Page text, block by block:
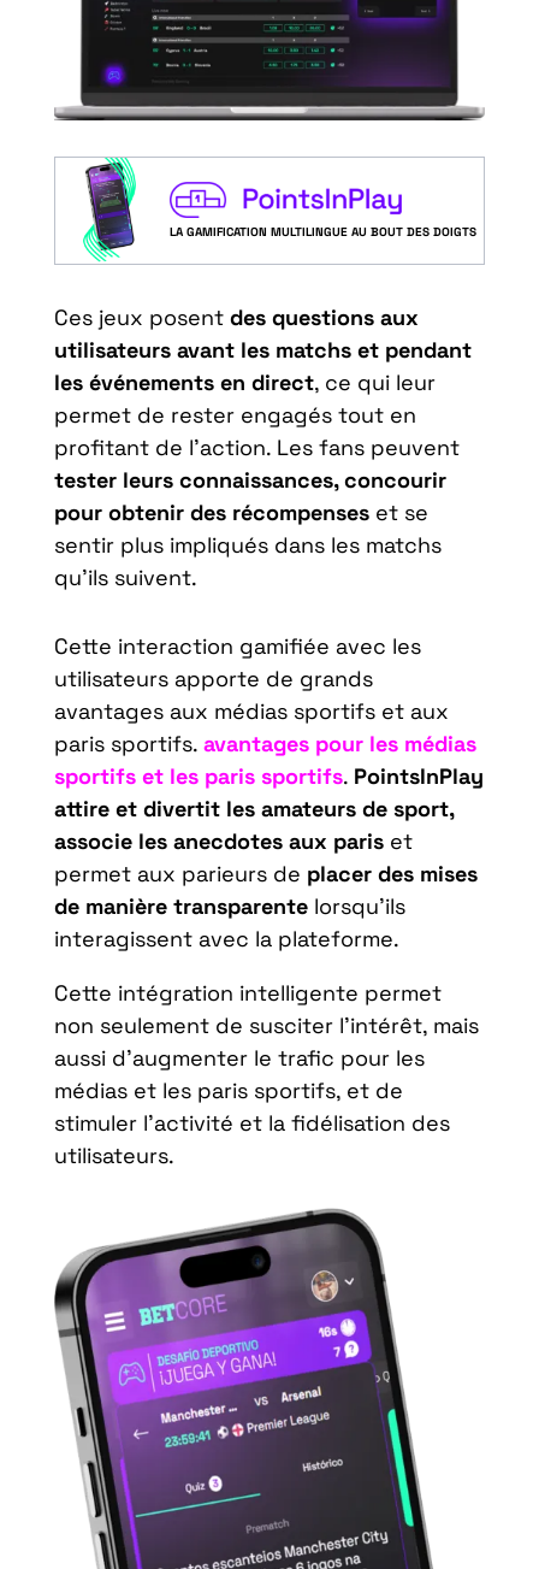
LA GAMIFICATION MULTILINGUE AU BOUT DES DOIGTS
Ces jeux posentdes questions aux
utilisateurs avant les matchs et pendant
les événements en direct, ce qui leur
permet de rester engagés tout en
profitant de l’action. Les fans peuvent
tester leurs connaissances, concourir
pour obtenir des récompenseset se
sentir plus impliqués dans les matchs
qu’ils suivent.
Cette interaction gamifiée avec les
utilisateurs apporte de grands
avantages aux médias sportifs et aux
paris sportifs. avantages pour les médias
sportifs et les paris sportifs. PointsInPlay
attire et divertit les amateurs de sport,
associe les anecdotes aux pariset
permet aux parieurs de placer des mises
de manière transparentelorsqu’ils
interagissent avec la plateforme.
Cette intégration intelligente permet
non seulement de susciter l’intérêt, mais
aussi d’augmenter le trafic pour les
médias et les paris sportifs, et de
stimuler l’activité et la fidélisation des
utilisateurs.